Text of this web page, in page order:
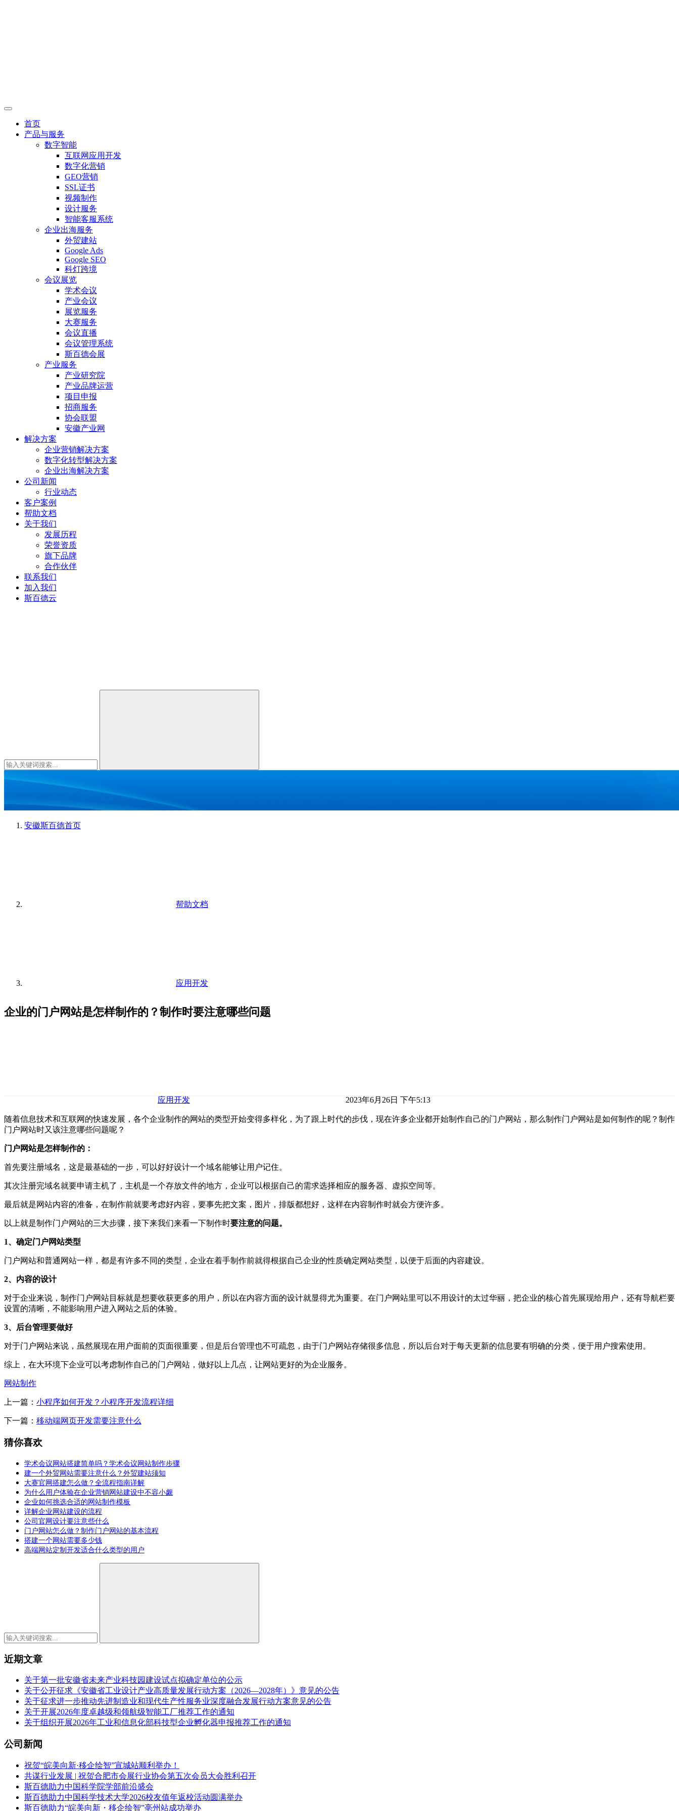
首页
产品与服务
数字智能
互联网应用开发
数字化营销
GEO营销
SSL证书
视频制作
设计服务
智能客服系统
企业出海服务
外贸建站
Google Ads
Google SEO
科灯跨境
会议展览
学术会议
产业会议
展览服务
大赛服务
会议直播
会议管理系统
斯百德会展
产业服务
产业研究院
产业品牌运营
项目申报
招商服务
协会联盟
安徽产业网
解决方案
企业营销解决方案
数字化转型解决方案
企业出海解决方案
公司新闻
行业动态
客户案例
帮助文档
关于我们
发展历程
荣誉资质
旗下品牌
合作伙伴
联系我们
加入我们
斯百德云
安徽斯百德首页
帮助文档
应用开发
企业的门户网站是怎样制作的？制作时要注意哪些问题
应用开发 2023年6月26日 下午5:13
随着信息技术和互联网的快速发展，各个企业制作的网站的类型开始变得多样化，为了跟上时代的步伐，现在许多企业都开始制作自己的门户网站，那么制作门户网站是如何制作的呢？制作
门户网站时又该注意哪些问题呢？
门户网站是怎样制作的：
首先要注册域名，这是最基础的一步，可以好好设计一个域名能够让用户记住。
其次注册完域名就要申请主机了，主机是一个存放文件的地方，企业可以根据自己的需求选择相应的服务器、虚拟空间等。
最后就是网站内容的准备，在制作前就要考虑好内容，要事先把文案，图片，排版都想好，这样在内容制作时就会方便许多。
以上就是制作门户网站的三大步骤，接下来我们来看一下制作时要注意的问题。
1、确定门户网站类型
门户网站和普通网站一样，都是有许多不同的类型，企业在着手制作前就得根据自己企业的性质确定网站类型，以便于后面的内容建设。
2、内容的设计
对于企业来说，制作门户网站目标就是想要收获更多的用户，所以在内容方面的设计就显得尤为重要。在门户网站里可以不用设计的太过华丽，把企业的核心首先展现给用户，还有导航栏要
设置的清晰，不能影响用户进入网站之后的体验。
3、后台管理要做好
对于门户网站来说，虽然展现在用户面前的页面很重要，但是后台管理也不可疏忽，由于门户网站存储很多信息，所以后台对于每天更新的信息要有明确的分类，便于用户搜索使用。
综上，在大环境下企业可以考虑制作自己的门户网站，做好以上几点，让网站更好的为企业服务。
网站制作
上一篇： 小程序如何开发？小程序开发流程详细
下一篇： 移动端网页开发需要注意什么
猜你喜欢
学术会议网站搭建简单吗？学术会议网站制作步骤
建一个外贸网站需要注意什么？外贸建站须知
大赛官网搭建怎么做？全流程指南详解
为什么用户体验在企业营销网站建设中不容小觑
企业如何挑选合适的网站制作模板
详解企业网站建设的流程
公司官网设计要注意些什么
门户网站怎么做？制作门户网站的基本流程
搭建一个网站需要多少钱
高端网站定制开发适合什么类型的用户
近期文章
关于第一批安徽省未来产业科技园建设试点拟确定单位的公示
关于公开征求《安徽省工业设计产业高质量发展行动方案（2026—2028年）》意见的公告
关于征求进一步推动先进制造业和现代生产性服务业深度融合发展行动方案意见的公告
关于开展2026年度卓越级和领航级智能工厂推荐工作的通知
关于组织开展2026年工业和信息化部科技型企业孵化器申报推荐工作的通知
公司新闻
祝贺“皖美向新·移企绘智”宣城站顺利举办！
共谋行业发展 | 祝贺合肥市会展行业协会第五次会员大会胜利召开
斯百德助力中国科学院学部前沿盛会
斯百德助力中国科学技术大学2026校友值年返校活动圆满举办
斯百德助力“皖美向新・移企绘智”亳州站成功举办